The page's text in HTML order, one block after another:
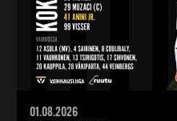
01.08.2026